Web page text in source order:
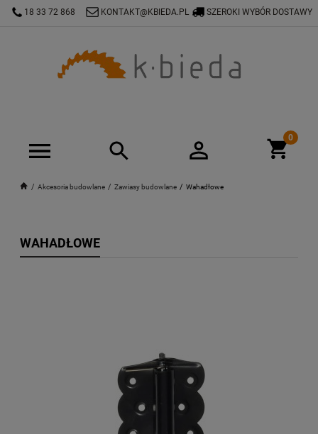
Akcesoria budowlane Zawiasy budowlane Wahadłowe
SZEROKI WYBÓR DOSTAWY
18 33 72 868 KONTAKT@KBIEDA.PL
WAHADŁOWE